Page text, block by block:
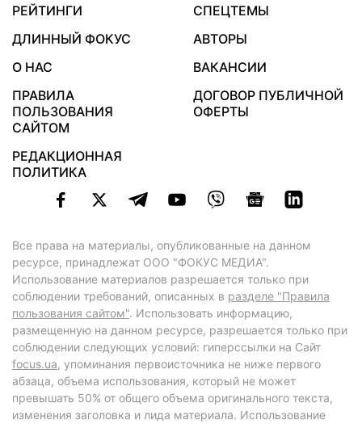
РЕЙТИНГИ
СПЕЦТЕМЫ
ДЛИННЫЙ ФОКУС
АВТОРЫ
О НАС
ВАКАНСИИ
ПРАВИЛА
ПОЛЬЗОВАНИЯ
САЙТОМ
ДОГОВОР ПУБЛИЧНОЙ
ОФЕРТЫ
РЕДАКЦИОННАЯ
ПОЛИТИКА
Все права на материалы, опубликованные на данном
ресурсе, принадлежат ООО "ФОКУС МЕДИА".
Использование материалов разрешается только при
соблюдении требований, описанных в разделе "Правила
пользования сайтом". Использовать информацию,
размещенную на данном ресурсе, разрешается только при
соблюдении следующих условий: гиперссылки на Сайт
focus.ua, упоминания первоисточника не ниже первого
абзаца, объема использования, который не может
превышать 50% от общего объема оригинального текста,
изменения заголовка и лида материала. Использование